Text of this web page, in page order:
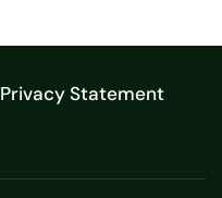
Privacy Statement